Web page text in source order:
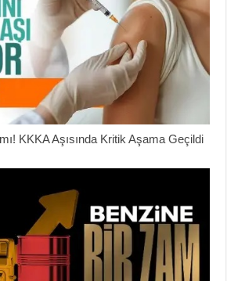
KKKA Aşısında Kritik Aşama Geçildi